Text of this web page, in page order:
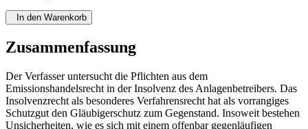
In den Warenkorb
Zusammenfassung
Der Verfasser untersucht die Pflichten aus dem
Emissionshandelsrecht in der Insolvenz des Anlagenbetreibers. Das
Insolvenzrecht als besonderes Verfahrensrecht hat als vorrangiges
Schutzgut den Gläubigerschutz zum Gegenstand. Insoweit bestehen
Unsicherheiten, wie es sich mit einem offenbar gegenläufigen